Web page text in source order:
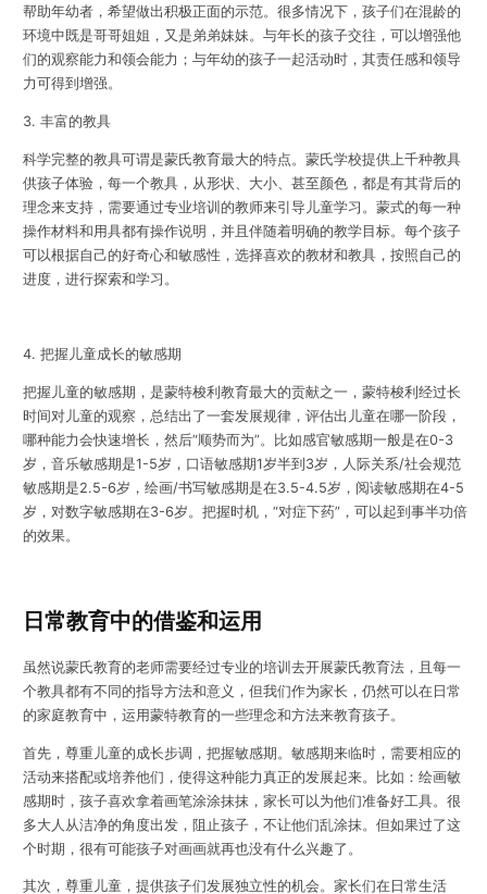
帮助年幼者，希望做出积极正面的示范。很多情况下，孩子们在混龄的
环境中既是哥哥姐姐，又是弟弟妹妹。与年长的孩子交往，可以增强他
们的观察能力和领会能力；与年幼的孩子一起活动时，其责任感和领导
力可得到增强。
3. 丰富的教具
科学完整的教具可谓是蒙氏教育最大的特点。蒙氏学校提供上千种教具
供孩子体验，每一个教具，从形状、大小、甚至颜色，都是有其背后的
理念来支持，需要通过专业培训的教师来引导儿童学习。蒙式的每一种
操作材料和用具都有操作说明，并且伴随着明确的教学目标。每个孩子
可以根据自己的好奇心和敏感性，选择喜欢的教材和教具，按照自己的
进度，进行探索和学习。
4. 把握儿童成长的敏感期
把握儿童的敏感期，是蒙特梭利教育最大的贡献之一，蒙特梭利经过长
时间对儿童的观察，总结出了一套发展规律，评估出儿童在哪一阶段，
哪种能力会快速增长，然后“顺势而为”。比如感官敏感期一般是在0-3
岁，音乐敏感期是1-5岁，口语敏感期1岁半到3岁，人际关系/社会规范
敏感期是2.5-6岁，绘画/书写敏感期是在3.5-4.5岁，阅读敏感期在4-5
岁，对数字敏感期在3-6岁。把握时机，“对症下药”，可以起到事半功倍
的效果。
日常教育中的借鉴和运用
虽然说蒙氏教育的老师需要经过专业的培训去开展蒙氏教育法，且每一
个教具都有不同的指导方法和意义，但我们作为家长，仍然可以在日常
的家庭教育中，运用蒙特教育的一些理念和方法来教育孩子。
首先，尊重儿童的成长步调，把握敏感期。敏感期来临时，需要相应的
活动来搭配或培养他们，使得这种能力真正的发展起来。比如：绘画敏
感期时，孩子喜欢拿着画笔涂涂抹抹，家长可以为他们准备好工具。很
多大人从洁净的角度出发，阻止孩子，不让他们乱涂抹。但如果过了这
个时期，很有可能孩子对画画就再也没有什么兴趣了。
其次，尊重儿童，提供孩子们发展独立性的机会。家长们在日常生活